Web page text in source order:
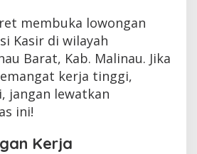
membuka lowongan
Kasir di wilayah
Barat, Kab. Malinau. Jika
kerja tinggi,
jangan lewatkan
ini!
Kerja